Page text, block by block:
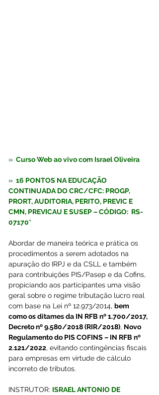
» Curso Web ao vivo com Israel Oliveira
» 16 PONTOS NA EDUCAÇÃO
CONTINUADA DO CRC/CFC: PROGP,
PRORT, AUDITORIA, PERITO, PREVIC E
CMN, PREVICAU E SUSEP – CÓDIGO:  RS-
07170*
Abordar de maneira teórica e prática os
procedimentos a serem adotados na
apuração do IRPJ e da CSLL e também
para contribuições PIS/Pasep e da Cofins,
propiciando aos participantes uma visão
geral sobre o regime tributação lucro real
com base na Lei nº 12.973/2014, bem
como os ditames da IN RFB nº 1.700/2017,
Decreto nº 9.580/2018 (RIR/2018), Novo
Regulamento do PIS COFINS – IN RFB nº
2.121/2022, evitando contingências fiscais
para empresas em virtude de cálculo
incorreto de tributos.
INSTRUTOR: ISRAEL ANTONIO DE